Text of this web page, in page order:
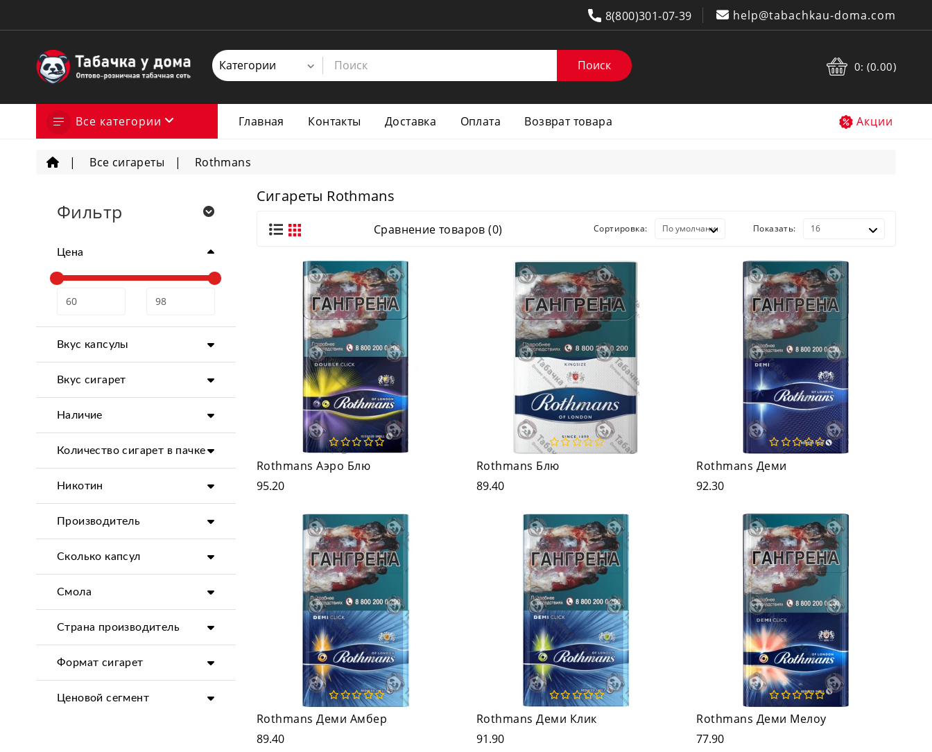
8(800)301-07-39 help@tabachkau-doma.com
Поиск 0: (0.00)
Все категории Главная Контакты Доставка Оплата Возврат товара Акции
Все сигареты Rothmans
Фильтр
Цена
Вкус капсулы
Вкус сигарет
Наличие
Количество сигарет в пачке
Никотин
Производитель
Сколько капсул
Смола
Страна производитель
Формат сигарет
Ценовой сегмент
Сигареты Rothmans
Сравнение товаров (0) Сортировка: Показать:
Rothmans Аэро Блю
95.20
Rothmans Блю
89.40
Rothmans Деми
92.30
Rothmans Деми Амбер
89.40
Rothmans Деми Клик
91.90
Rothmans Деми Мелоу
77.90